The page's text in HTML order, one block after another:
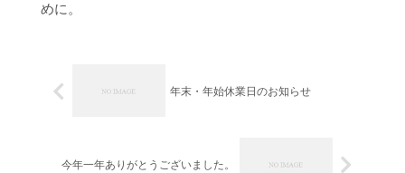
めに。
年末・年始休業日のお知らせ
今年一年ありがとうございました。